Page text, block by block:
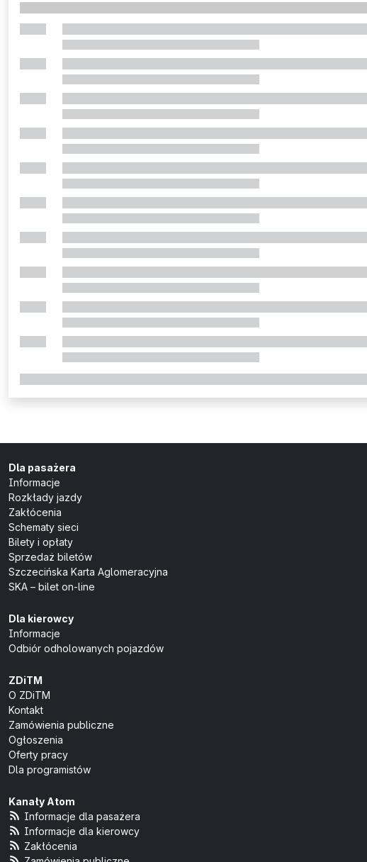
Dla pasażera
Informacje
Rozkłady jazdy
Zakłócenia
Schematy sieci
Bilety i opłaty
Sprzedaż biletów
Szczecińska Karta Aglomeracyjna
SKA – bilet on-line
Dla kierowcy
Informacje
Odbiór odholowanych pojazdów
ZDiTM
O ZDiTM
Kontakt
Zamówienia publiczne
Ogłoszenia
Oferty pracy
Dla programistów
Kanały Atom
Informacje dla pasażera
Informacje dla kierowcy
Zakłócenia